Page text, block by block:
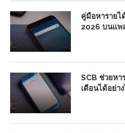
คู่มือหารายไ
2026 บนแพ
SCB ช่วยหา
เดือนได้อย่า